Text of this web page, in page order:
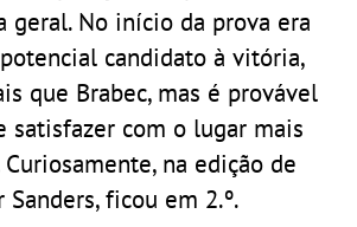
geral. No início da prova era
candidato à vitória,
que Brabec, mas é provável
satisfazer com o lugar mais
na edição de
Sanders, ficou em 2.º.